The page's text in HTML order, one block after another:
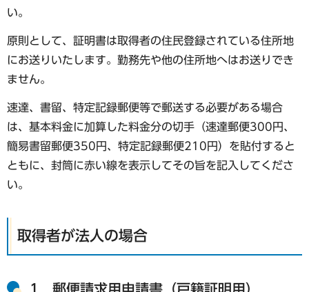
い。
原則として、証明書は取得者の住民登録されている住所地
にお送りいたします。勤務先や他の住所地へはお送りでき
ません。
速達、書留、特定記録郵便等で郵送する必要がある場合
は、基本料金に加算した料金分の切手（速達郵便300円、
簡易書留郵便350円、特定記録郵便210円）を貼付すると
ともに、封筒に赤い線を表示してその旨を記入してくださ
い。
取得者が法人の場合
1 郵便請求用申請書（戸籍証明用）